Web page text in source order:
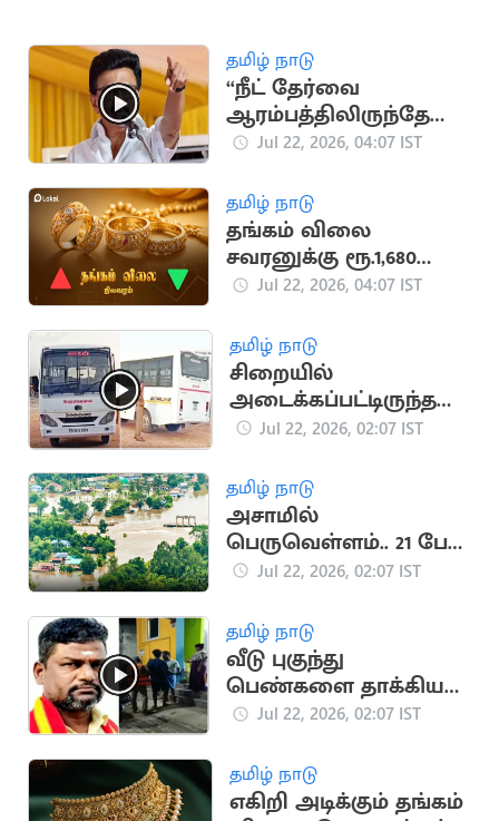
தமிழ் நாடு
“நீட் தேர்வை
ஆரம்பத்திலிருந்தே
எதிர்த்து வந்தது
மு.க.ஸ்டாலின்
Jul 22, 2026, 04:07 IST
தமிழ் நாடு
தங்கம் விலை
சவரனுக்கு ரூ.1,680
உயர்ந்தது
Jul 22, 2026, 04:07 IST
தமிழ் நாடு
சிறையில்
அடைக்கப்பட்டிருந்த
கைதி தப்பியோட்டம்
Jul 22, 2026, 02:07 IST
தமிழ் நாடு
அசாமில்
பெருவெள்ளம்.. 21 பேர்
உயிரிழப்பு
Jul 22, 2026, 02:07 IST
தமிழ் நாடு
வீடு புகுந்து
பெண்களை தாக்கிய
தவெக நிர்வாகி..
Jul 22, 2026, 02:07 IST
தமிழ் நாடு
எகிறி அடிக்கும் தங்கம்